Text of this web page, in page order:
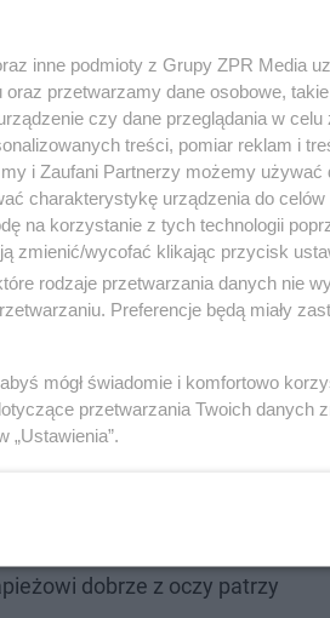
papieskie.
- podkreśla Krzysztof
który zajmował się
a Peru leży na
- Mimo że jest
bywa z tą
poczuje, to się człowiek
dobrze z oczy patrzy
inne podmioty z Grupy ZPR Media
przetwarzamy dane osobowe,
czy dane przeglądania w celu
treści, pomiar reklam i
i Zaufani Partnerzy możemy używać
charakterystykę urządzenia do celów
na korzystanie z tych technologii
zmienić/wycofać klikając przycisk
rodzaje przetwarzania danych nie
Preferencje będą miały
mógł świadomie i komfortowo
przetwarzania Twoich danych
„Ustawienia”.